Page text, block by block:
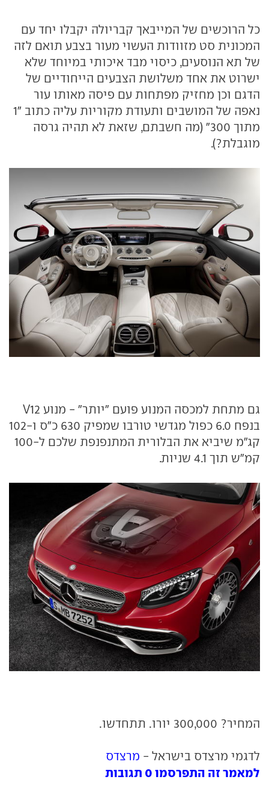
כל הרוכשים של המייבאך קבריולה יקבלו יחד עם
המכונית סט מזוודות העשוי מעור בצבע תואם לזה
של תא הנוסעים, כיסוי מבד איכותי במיוחד שלא
ישרוט את אחד משלושת הצבעים הייחודיים של
הדגם וכן מחזיק מפתחות עם פיסה מאותו עור
נאפה של המושבים ותעודת מקוריות עליה כתוב "1
מתוך 300" (מה חשבתם, שזאת לא תהיה גרסה
מוגבלת?).
גם מתחת למכסה המנוע פועם "יותר" - מנוע V12
בנפח 6.0 כפול מגדשי טורבו שמפיק 630 כ"ס ו-102
קג"מ שיביא את הבלורית המתנפנפת שלכם ל-100
קמ"ש תוך 4.1 שניות.
המחיר? 300,000 יורו. תתחדשו.
לדגמי מרצדס בישראל - מרצדס
למאמר זה התפרסמו 0 תגובות